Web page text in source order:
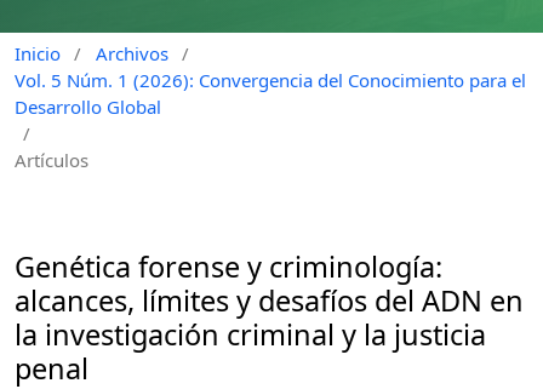
Inicio / Archivos /
Vol. 5 Núm. 1 (2026): Convergencia del Conocimiento para el
Desarrollo Global
/
Artículos
Genética forense y criminología:
alcances, límites y desafíos del ADN en
la investigación criminal y la justicia
penal